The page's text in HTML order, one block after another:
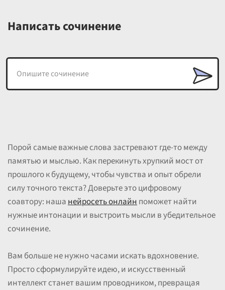
Написать сочинение
Порой самые важные слова застревают где-то между
памятью и мыслью. Как перекинуть хрупкий мост от
прошлого к будущему, чтобы чувства и опыт обрели
силу точного текста? Доверьте это цифровому
соавтору: нашанейросеть онлайнпоможет найти
нужные интонации и выстроить мысли в убедительное
сочинение.
Вам больше не нужно часами искать вдохновение.
Просто сформулируйте идею, и искусственный
интеллект станет вашим проводником, превращая